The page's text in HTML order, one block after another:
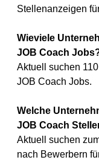
Stellenanzeigen
Wieviele
JOB Coach
Aktuell suchen
JOB Coach Jobs.
Welche
JOB Coach
Aktuell suchen
nach Bewerbern